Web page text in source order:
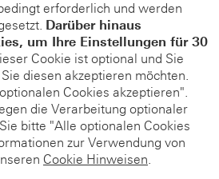
erforderlich und werden
Darüber hinaus
um Ihre Einstellungen für 30
Cookie ist optional und Sie
diesen akzeptieren möchten.
Cookies akzeptieren".
die Verarbeitung optionaler
bitte "Alle optionalen Cookies
zur Verwendung von
Cookie Hinweisen.